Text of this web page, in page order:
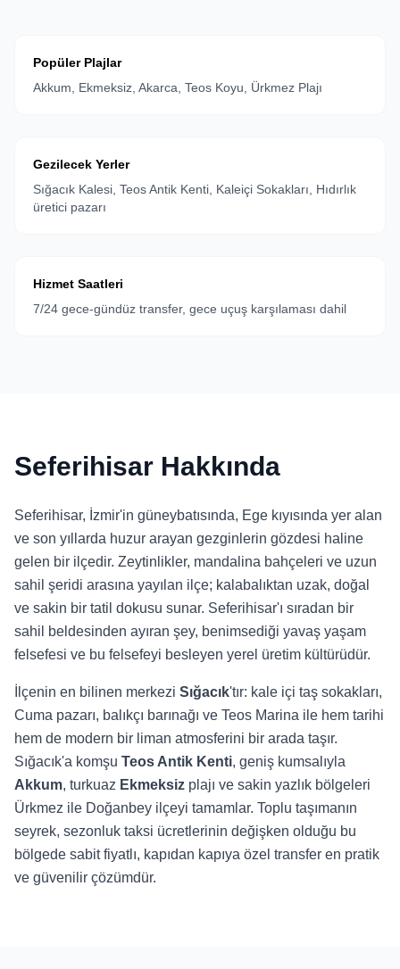
Popüler Plajlar
Akkum, Ekmeksiz, Akarca, Teos Koyu, Ürkmez Plajı
Gezilecek Yerler
Sığacık Kalesi, Teos Antik Kenti, Kaleiçi Sokakları, Hıdırlık
üretici pazarı
Hizmet Saatleri
7/24 gece-gündüz transfer, gece uçuş karşılaması dahil
Seferihisar Hakkında
Seferihisar, İzmir'in güneybatısında, Ege kıyısında yer alan
ve son yıllarda huzur arayan gezginlerin gözdesi haline
gelen bir ilçedir. Zeytinlikler, mandalina bahçeleri ve uzun
sahil şeridi arasına yayılan ilçe; kalabalıktan uzak, doğal
ve sakin bir tatil dokusu sunar. Seferihisar'ı sıradan bir
sahil beldesinden ayıran şey, benimsediği yavaş yaşam
felsefesi ve bu felsefeyi besleyen yerel üretim kültürüdür.
İlçenin en bilinen merkezi Sığacık'tır: kale içi taş sokakları,
Cuma pazarı, balıkçı barınağı ve Teos Marina ile hem tarihi
hem de modern bir liman atmosferini bir arada taşır.
Sığacık'a komşu Teos Antik Kenti, geniş kumsalıyla
Akkum, turkuaz Ekmeksiz plajı ve sakin yazlık bölgeleri
Ürkmez ile Doğanbey ilçeyi tamamlar. Toplu taşımanın
seyrek, sezonluk taksi ücretlerinin değişken olduğu bu
bölgede sabit fiyatlı, kapıdan kapıya özel transfer en pratik
ve güvenilir çözümdür.